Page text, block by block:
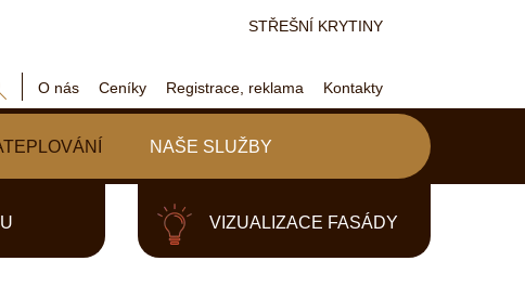
STŘEŠNÍ KRYTINY
O nás Ceníky Registrace, reklama Kontakty
NAŠE SLUŽBY
VIZUALIZACE FASÁDY